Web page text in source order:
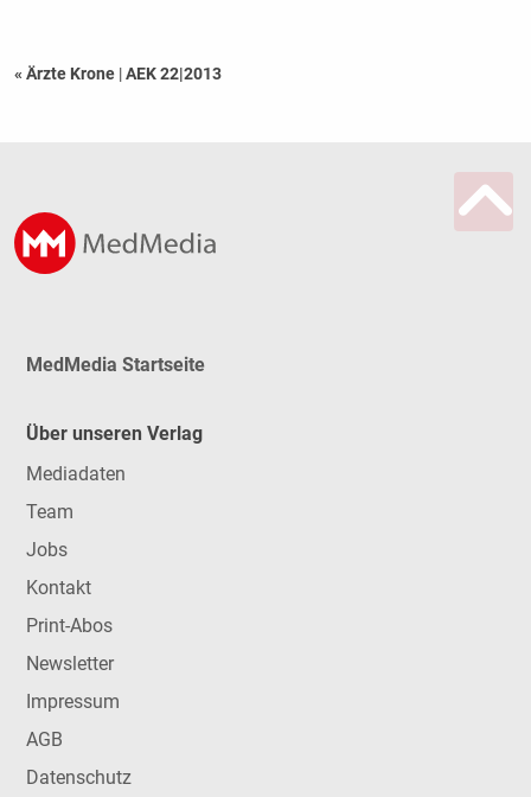
« Ärzte Krone |AEK 22|2013
MedMedia Startseite
Über unseren Verlag
Mediadaten
Team
Jobs
Kontakt
Print-Abos
Newsletter
Impressum
AGB
Datenschutz